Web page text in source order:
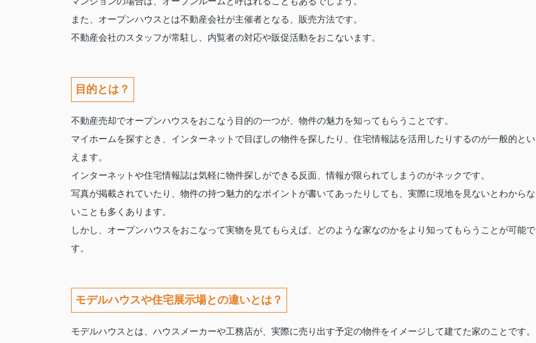
また、オープンハウスとは不動産会社が主催者となる、販売方法です。
不動産会社のスタッフが常駐し、内覧者の対応や販促活動をおこないます。
目的とは？
不動産売却でオープンハウスをおこなう目的の一つが、物件の魅力を知ってもらうことです。
マイホームを探すとき、インターネットで目ぼしの物件を探したり、住宅情報誌を活用したりするのが一般的とい
えます。
インターネットや住宅情報誌は気軽に物件探しができる反面、情報が限られてしまうのがネックです。
写真が掲載されていたり、物件の持つ魅力的なポイントが書いてあったりしても、実際に現地を見ないとわからな
いことも多くあります。
しかし、オープンハウスをおこなって実物を見てもらえば、どのような家なのかをより知ってもらうことが可能で
す。
モデルハウスや住宅展示場との違いとは？
モデルハウスとは、ハウスメーカーや工務店が、実際に売り出す予定の物件をイメージして建てた家のことです。